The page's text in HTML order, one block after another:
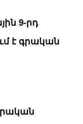
9-րդ
է գրական